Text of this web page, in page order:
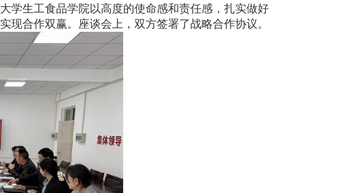
学生工食品学院以高度的使命感和责任感，扎实做好
合作双赢。座谈会上，双方签署了战略合作协议。